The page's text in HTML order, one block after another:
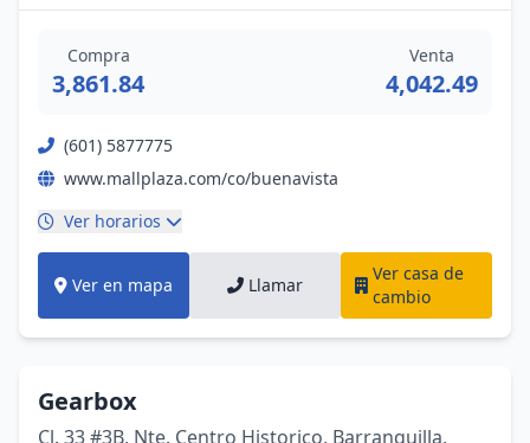
Compra
3,861.84
Venta
4,042.49
(601) 5877775
www.mallplaza.com/co/buenavista
Ver horarios
Ver en mapa Llamar
Ver casa de
cambio
Gearbox
Cl. 33 #3B, Nte. Centro Historico, Barranquilla,